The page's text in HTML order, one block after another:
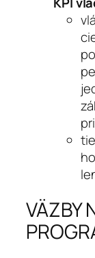
VÄZBY